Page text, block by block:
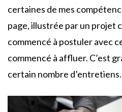
certaines de mes
page, illustrée par un projet
commencé à postuler avec
commencé à affluer. C’est
certain nombre d’entretiens.